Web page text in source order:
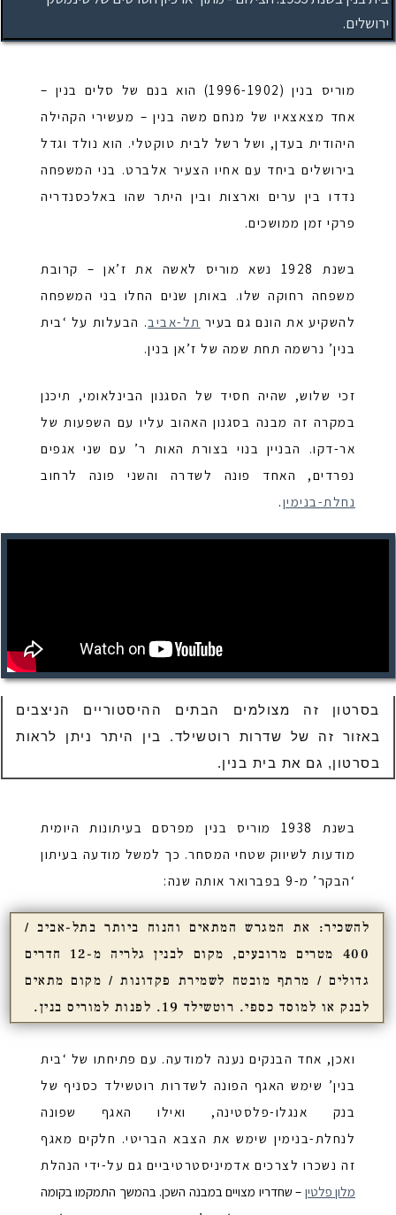
ירושלים.‏
מוריס בנין (1996-1902) הוא בנם של סלים בנין –
אחד מצאצאיו של מנחם משה בנין – מעשירי הקהילה
היהודית בעדן, ושל רשל לבית טוקטלי. הוא נולד וגדל
בירושלים ביחד עם אחיו הצעיר אלברט. בני המשפחה
נדדו בין ערים וארצות ובין היתר שהו באלכסנדריה
פרקי זמן ממושכים.
בשנת 1928 נשא מוריס לאשה את ז’אן – קרובת
משפחה רחוקה שלו. באותן שנים החלו בני המשפחה
להשקיע את הונם גם בעיר תל-אביב. הבעלות על ‘בית
בנין’ נרשמה תחת שמה של ז’אן בנין.
זכי שלוש, שהיה חסיד של הסגנון הבינלאומי, תיכנן
במקרה זה מבנה בסגנון האהוב עליו עם השפעות של
אר-דקו. הבניין בנוי בצורת האות ר’ עם שני אגפים
נפרדים, האחד פונה לשדרה והשני פונה לרחוב
נחלת-בנימין.
בסרטון זה מצולמים הבתים ההיסטוריים הניצבים
באזור זה של שדרות רוטשילד. בין היתר ניתן לראות
בסרטון, גם את בית בנין.
בשנת 1938 מוריס בנין מפרסם בעיתונות היומית
מודעות לשיווק שטחי המסחר. כך למשל מודעה בעיתון
‘הבקר’ מ-9 בפברואר אותה שנה:
להשכיר: את המגרש המתאים והנוח ביותר בתל-אביב /
400 מטרים מרובעים, מקום לבנין גלריה מ-12 חדרים
גדולים / מרתף מובטח לשמירת פקדונות / מקום מתאים
לבנק או למוסד כספי. רוטשילד 19. לפנות למוריס בנין.
ואכן, אחד הבנקים נענה למודעה. עם פתיחתו של ‘בית
בנין’ שימש האגף הפונה לשדרות רוטשילד כסניף של
בנק אנגלו-פלסטינה, ואילו האגף שפונה
לנחלת-בנימין שימש את הצבא הבריטי. חלקים מאגף
זה נשכרו לצרכים אדמיניסטרטיביים גם על-ידי הנהלת
מלון פלטין – שחדריו מצויים במבנה השכן. בהמשך התמקמו בקומה